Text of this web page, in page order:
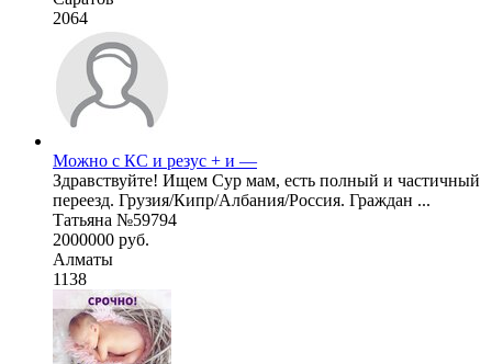
2064
Можно с КС и резус + и —
Здравствуйте! Ищем Сур мам, есть полный и частичный
переезд. Грузия/Кипр/Албания/Россия. Граждан ...
Татьяна №59794
2000000 руб.
Алматы
1138